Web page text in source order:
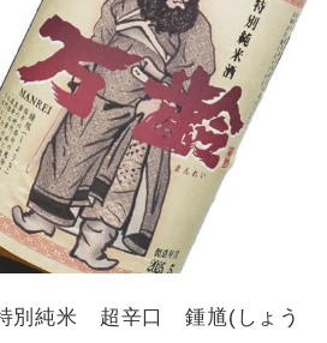
別純米 超辛口 鍾馗(しょう